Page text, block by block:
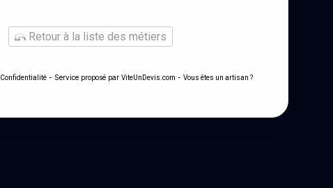
Retour à la liste des métiers
Confidentialité - Service proposé par ViteUnDevis.com - Vous êtes un artisan ?